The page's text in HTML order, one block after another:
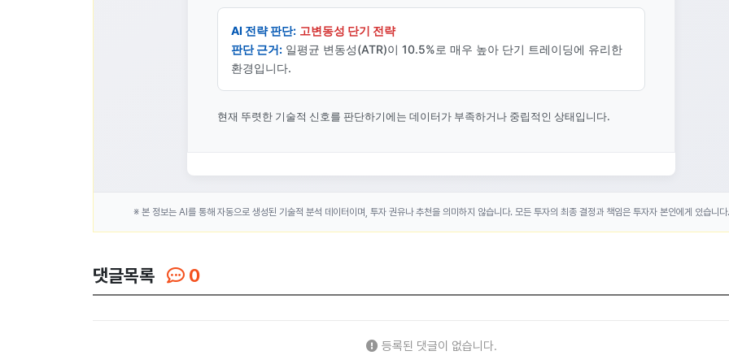
AI 전략 판단: 고변동성 단기 전략
판단 근거: 일평균 변동성(ATR)이 10.5%로 매우 높아 단기 트레이딩에 유리한
환경입니다.
현재 뚜렷한 기술적 신호를 판단하기에는 데이터가 부족하거나 중립적인 상태입니다.
※ 본 정보는 AI를 통해 자동으로 생성된 기술적 분석 데이터이며, 투자 권유나 추천을 의미하지 않습니다. 모든 투자의 최종 결정과 책임은 투자자 본인에게 있습니다.
댓글목록 0
등록된 댓글이 없습니다.